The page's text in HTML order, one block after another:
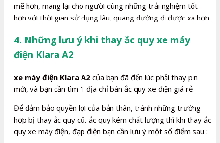
mẽ hơn, mang lại cho người dùng những trải nghiệm tốt
hơn với thời gian sử dụng lâu, quãng đường đi được xa hơn.
4. Những lưu ý khi thay ắc quy xe máy
điện Klara A2
xe máy điện Klara A2 của bạn đã đến lúc phải thay pin
mới, và bạn cần tìm 1 địa chỉ bán ắc quy xe điện giá rẻ.
Để đảm bảo quyền lợi của bản thân, tránh những trường
hợp bị thay ắc quy cũ, ắc quy kém chất lượng thì khi thay ắc
quy xe máy điện, đạp điện bạn cần lưu ý một số điểm sau :